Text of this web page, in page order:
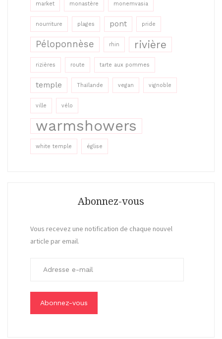
market monastère monemvasia
nourriture plages pont pride
Péloponnèse rhin rivière
rizières route tarte aux pommes
temple Thaïlande vegan vignoble
ville vélo
warmshowers
white temple église
Abonnez-vous
Vous recevez une notification de chaque nouvel
article par email.
s